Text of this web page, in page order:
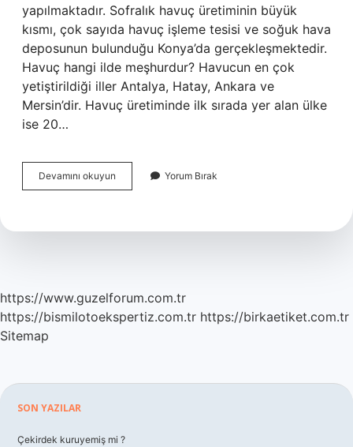
yapılmaktadır. Sofralık havuç üretiminin büyük
kısmı, çok sayıda havuç işleme tesisi ve soğuk hava
deposunun bulunduğu Konya’da gerçekleşmektedir.
Havuç hangi ilde meşhurdur? Havucun en çok
yetiştirildiği iller Antalya, Hatay, Ankara ve
Mersin’dir. Havuç üretiminde ilk sırada yer alan ülke
ise 20…
Devamını okuyun Türkiyede
En
Nerede
Yorum Bırak
https://www.guzelforum.com.tr
https://bismilotoekspertiz.com.tr https://birkaetiket.com.tr
Sitemap
Sidebar
SON YAZILAR
Çekirdek kuruyemiş mi ?